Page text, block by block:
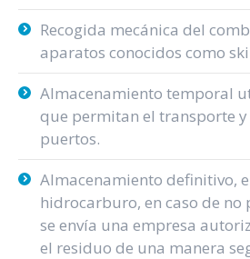
Recogida mecánica del
aparatos conocidos como
Almacenamiento temporal
que permitan el transporte
puertos.
Almacenamiento definitivo,
hidrocarburo, en caso de
se envía una empresa
el residuo de una manera